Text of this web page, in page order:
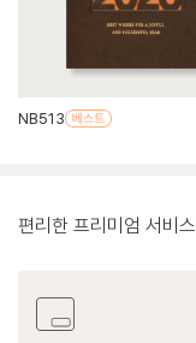
NB513
편리한 프리미엄 서비스